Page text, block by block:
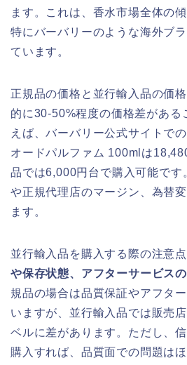
ます。これは、香水市場全体の
特にバーバリーのような海外ブ
ています。
正規品の価格と並行輸入品の価
的に30-50%程度の価格差がある
えば、バーバリー公式サイトで
オードパルファム 100mlは
品では6,000円台で購入可能です
や正規代理店のマージン、為替
ます。
並行輸入品を購入する際の注意点
や保存状態、アフターサービス
規品の場合は品質保証やアフタ
いますが、並行輸入品では販売
ベルに差があります。ただし、
購入すれば、品質面での問題は